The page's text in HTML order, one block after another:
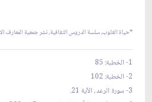
*حياة القلوب، سلسة الدروس الثقافية، نشر جمعية المعارف
1- الخطبة: 85
2- الخطبة: 102
3- سورة الرعد، الآية 21.